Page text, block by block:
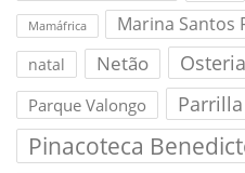
Mamáfrica Marina Santos
natal Netão
Parque Valongo
Pinacoteca